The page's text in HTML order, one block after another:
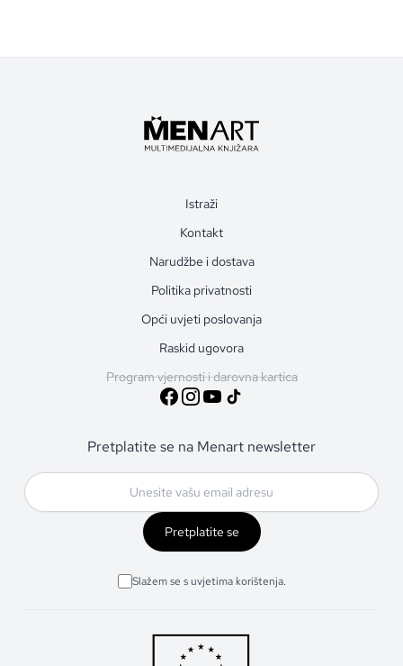
Istraži
Kontakt
Narudžbe i dostava
Politika privatnosti
Opći uvjeti poslovanja
Raskid ugovora
Program vjernosti i darovna kartica
Pretplatite se na Menart newsletter
Pretplatite se
Slažem se s uvjetima korištenja.